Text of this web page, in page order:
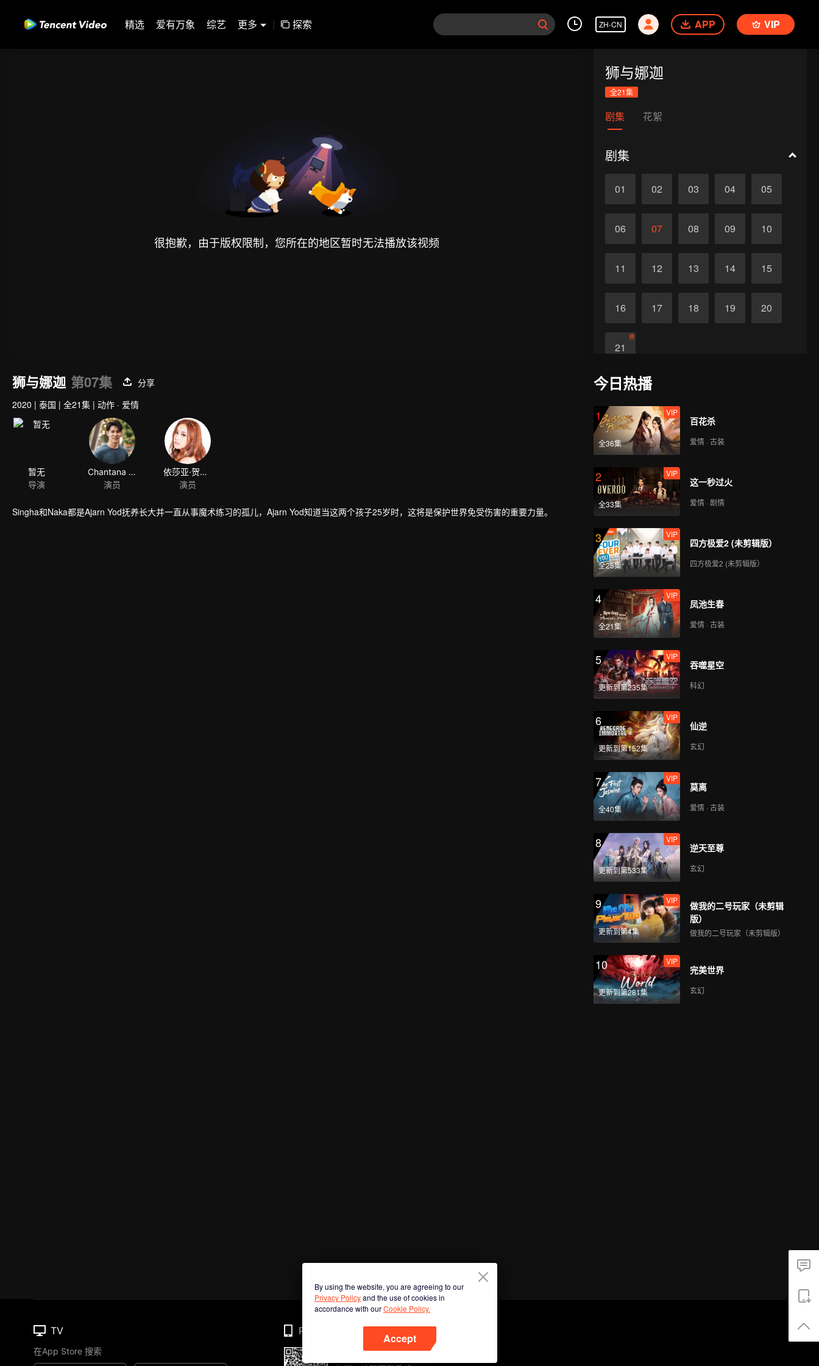
精选 爱有万象 综艺 更多 | 探索 ZH-CN APP VIP
很抱歉，由于版权限制，您所在的地区暂时无法播放该视频
狮与娜迦
全21集
剧集 花絮
剧集
01 02 03 04 05
06 07 08 09 10
11 12 13 14 15
16 17 18 19 20
21
终
狮与娜迦 第07集
分享
2020 | 泰国 | 全21集 | 动作 · 爱情
暂无
导演
Chantana Kritkanjanapan
演员
依莎亚·贺苏汪
演员
Singha和Naka都是Ajarn Yod抚养长大并一直从事魔术练习的孤儿，Ajarn Yod知道当这两个孩子25岁时，这将是保护世界免受伤害的重要力量。
今日热播
1
全36集
VIP
百花杀
爱情 · 古装
2
全33集
VIP
这一秒过火
爱情 · 剧情
3
全25集
VIP
四方极爱2 (未剪辑版）
四方极爱2 (未剪辑版）
4
全21集
VIP
凤池生春
爱情 · 古装
5
更新到第235集
VIP
吞噬星空
科幻
6
更新到第152集
VIP
仙逆
玄幻
7
全40集
VIP
莫离
爱情 · 古装
8
更新到第533集
VIP
逆天至尊
玄幻
9
更新到第4集
VIP
做我的二号玩家（未剪辑
版）
做我的二号玩家（未剪辑版）
10
更新到第281集
VIP
完美世界
玄幻
By using the website, you are agreeing to our
Privacy Policyand the use of cookies in
accordance with ourCookie Policy.
Accept
TV
在App Store 搜索
Phone